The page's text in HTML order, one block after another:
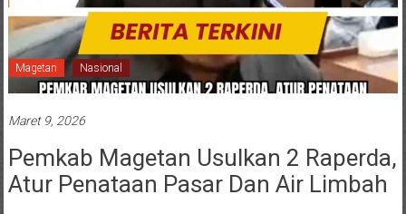
Magetan Nasional
Maret 9, 2026
Pemkab Magetan Usulkan 2 Raperda,
Atur Penataan Pasar Dan Air Limbah